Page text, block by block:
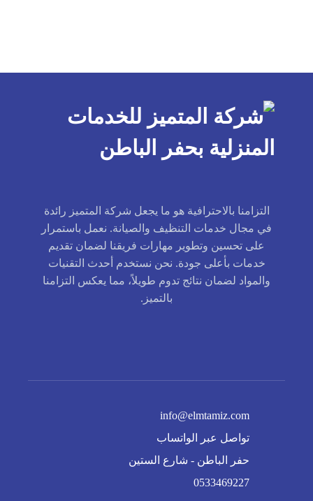
التزامنا بالاحترافية هو ما يجعل شركة المتميز رائدة
في مجال خدمات التنظيف والصيانة. نعمل باستمرار
على تحسين وتطوير مهارات فريقنا لضمان تقديم
خدمات بأعلى جودة. نحن نستخدم أحدث التقنيات
والمواد لضمان نتائج تدوم طويلاً، مما يعكس التزامنا
بالتميز.
info@elmtamiz.com
تواصل عبر الواتساب
حفر الباطن - شارع الستين
0533469227